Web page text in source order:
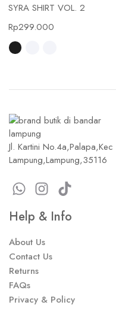
SYRA SHIRT VOL. 2
Rp299.000
Jl. Kartini
Lampung,Lampung,35116
Help & Info
About Us
Contact Us
Returns
FAQs
Privacy & Policy